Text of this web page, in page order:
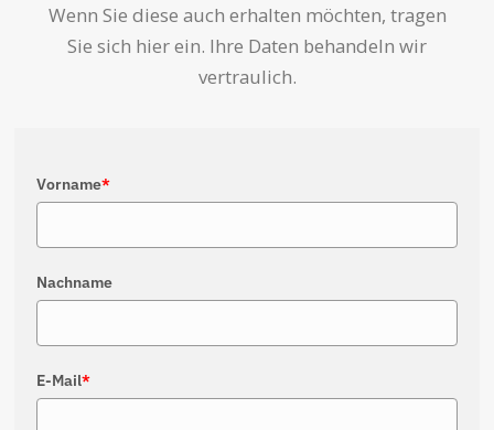
Wenn Sie diese auch erhalten möchten, tragen
Sie sich hier ein. Ihre Daten behandeln wir
vertraulich.
Vorname*
Nachname
E-Mail*